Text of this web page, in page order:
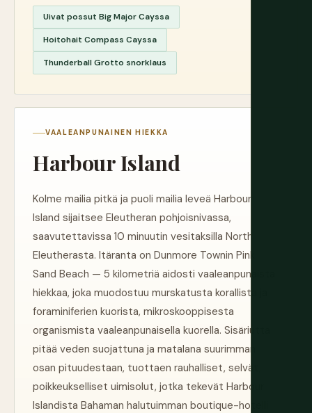
Uivat possut Big Major Cayssa
Hoitohait Compass Cayssa
Thunderball Grotto snorklaus
VAALEANPUNAINEN HIEKKA
Harbour Island
Kolme mailia pitkä ja puoli mailia leveä Harbour
Island sijaitsee Eleutheran pohjoisnivassa,
saavutettavissa 10 minuutin vesitaksilla North
Eleutherasta. Itäranta on Dunmore Townin Pink
Sand Beach — 5 kilometriä aidosti vaaleanpunaista
hiekkaa, joka muodostuu murskatusta korallista ja
foraminiferien kuorista, mikroskooppisesta
organismista vaaleanpunaisella kuorella. Sisäriutta
pitää veden suojattuna ja matalana suurimman
osan pituudestaan, tuottaen rauhalliset, selvät,
poikkeukselliset uimisolut, jotka tekevät Harbour
Islandista Bahaman halutuimman boutique-hotelli